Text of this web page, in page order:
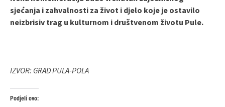
sjećanja i zahvalnosti za život i djelo koje je ostavilo
neizbrisiv trag u kulturnom i društvenom životu Pule.
IZVOR: GRAD PULA-POLA
Podjeli ovo: